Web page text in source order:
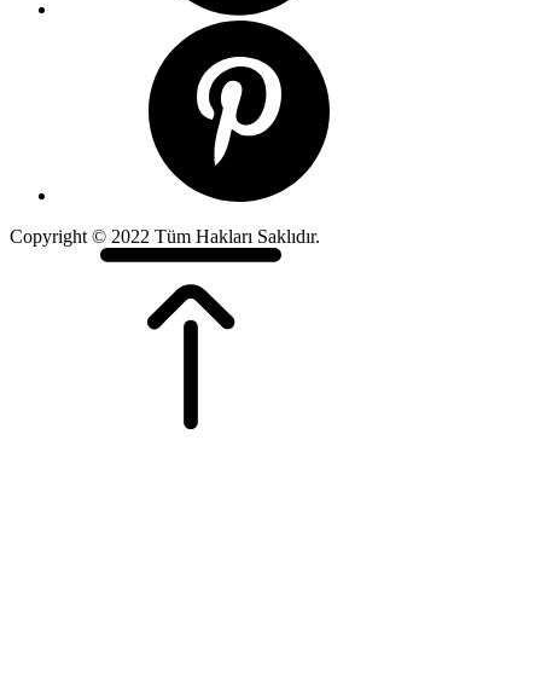
Copyright © 2022 Tüm Hakları Saklıdır.